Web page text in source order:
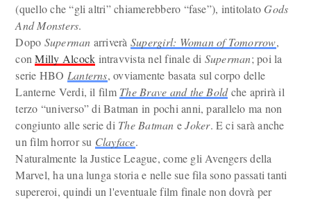
(quello che “gli altri” chiamerebbero “fase”), intitolato Gods
And Monsters.
Dopo Superman arriverà Supergirl: Woman of Tomorrow,
conMilly Alcock intravvista nel finale di Superman; poi la
serie HBO Lanterns, ovviamente basata sul corpo delle
Lanterne Verdi, il film The Brave and the Boldche aprirà il
terzo “universo” di Batman in pochi anni, parallelo ma non
congiunto alle serie di The Batman eJoker. E ci sarà anche
un film horror su Clayface.
Naturalmente la Justice League, come gli Avengers della
Marvel, ha una lunga storia e nelle sue fila sono passati tanti
supereroi, quindi un l'eventuale film finale non dovrà per